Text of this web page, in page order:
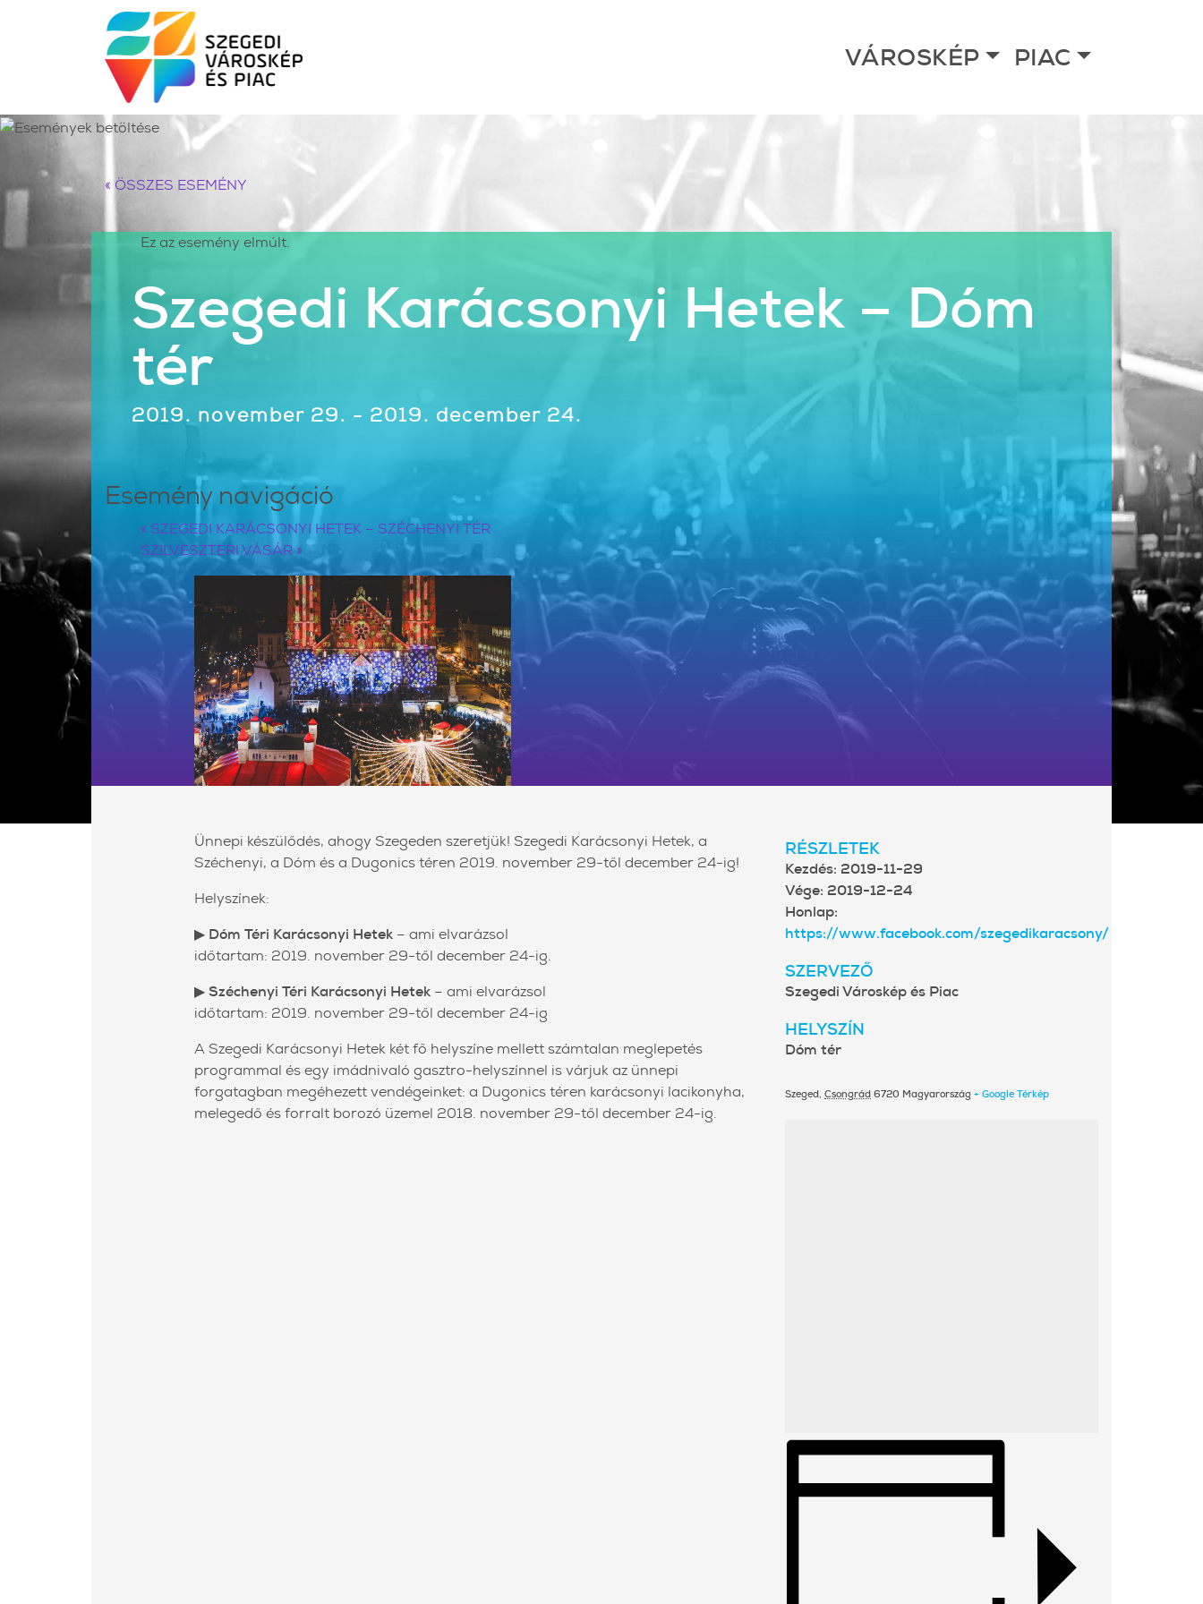
VÁROSKÉP PIAC
« ÖSSZES ESEMÉNY
Ez az esemény elmúlt.
Szegedi Karácsonyi Hetek – Dóm
tér
2019. november 29. - 2019. december 24.
Esemény navigáció
« SZEGEDI KARÁCSONYI HETEK – SZÉCHENYI TÉR
SZILVESZTERI VÁSÁR»
Ünnepi készülődés, ahogy Szegeden szeretjük! Szegedi Karácsonyi Hetek, a
Széchenyi, a Dóm és a Dugonics téren 2019. november 29-től december 24-ig!
Helyszínek:
▶ Dóm Téri Karácsonyi Hetek – ami elvarázsol
időtartam: 2019. november 29-től december 24-ig.
▶Széchenyi Téri Karácsonyi Hetek – ami elvarázsol
időtartam: 2019. november 29-től december 24-ig
A Szegedi Karácsonyi Hetek két fő helyszíne mellett számtalan meglepetés
programmal és egy imádnivaló gasztro-helyszínnel is várjuk az ünnepi
forgatagban megéhezett vendégeinket: a Dugonics téren karácsonyi lacikonyha,
melegedő és forralt borozó üzemel 2018. november 29-től december 24-ig.
RÉSZLETEK
Kezdés: 2019-11-29
Vége: 2019-12-24
Honlap:
https://www.facebook.com/szegedikaracsony/
SZERVEZŐ
Szegedi Városkép és Piac
HELYSZÍN
Dóm tér
Szeged, Csongrád 6720 Magyarország + Google Térkép